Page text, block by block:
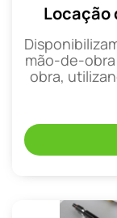
Locação
mão-de-
obra,